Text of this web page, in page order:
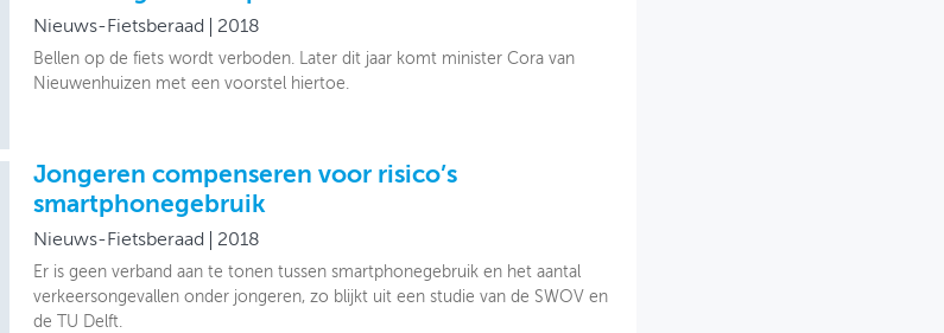
Nieuws-Fietsberaad 2018
Bellen op de fiets wordt verboden. Later dit jaar komt minister Cora van
Nieuwenhuizen met een voorstel hiertoe.
Jongeren compenseren voor risico’s
smartphonegebruik
Nieuws-Fietsberaad 2018
Er is geen verband aan te tonen tussen smartphonegebruik en het aantal
verkeersongevallen onder jongeren, zo blijkt uit een studie van de SWOV en
de TU Delft.